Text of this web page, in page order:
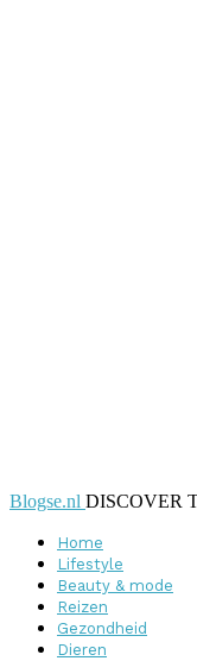
Blogse.nl DISCOVER
Home
Lifestyle
Beauty & mode
Reizen
Gezondheid
Dieren